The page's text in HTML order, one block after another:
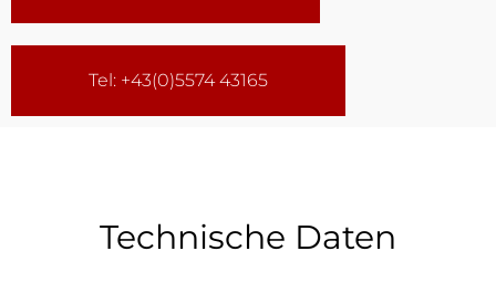
Tel: +43(0)5574 43165
Technische Daten